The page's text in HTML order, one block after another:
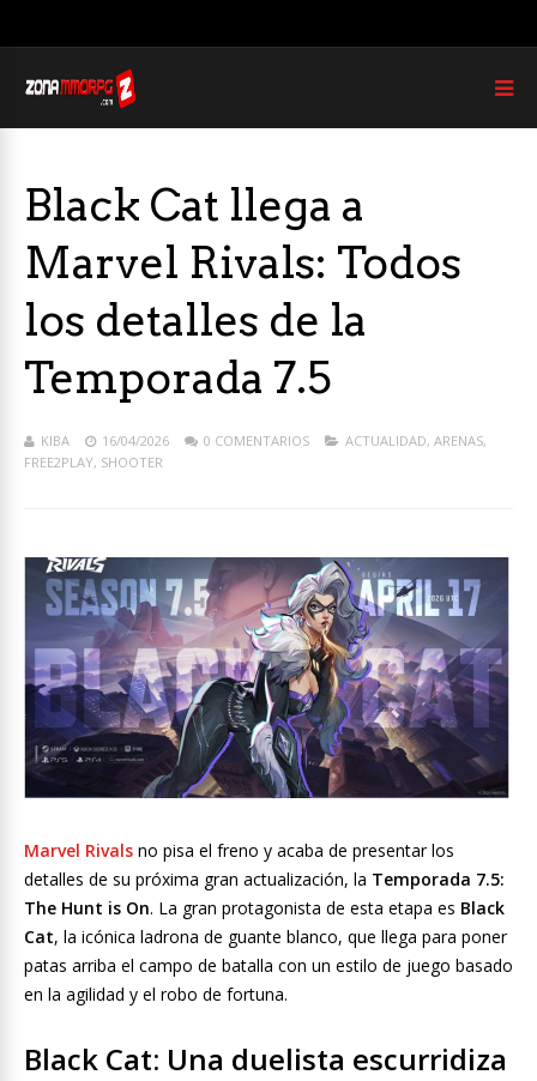
Black Cat llega a
Marvel Rivals: Todos
los detalles de la
Temporada 7.5
KIBA 16/04/2026 0 COMENTARIOS ACTUALIDAD, ARENAS,
FREE2PLAY, SHOOTER
Marvel Rivals no pisa el freno y acaba de presentar los
detalles de su próxima gran actualización, la Temporada 7.5:
The Hunt is On. La gran protagonista de esta etapa es Black
Cat, la icónica ladrona de guante blanco, que llega para poner
patas arriba el campo de batalla con un estilo de juego basado
en la agilidad y el robo de fortuna.
Black Cat: Una duelista escurridiza